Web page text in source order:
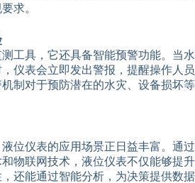
求。
工具，它还具备智能预警功能。当水
仪表会立即发出警报，提醒操作人员
制对于预防潜在的水灾、设备损坏等
位仪表的应用场景正日益丰富。通过
物联网技术，液位仪表不仅能够提升
还能通过智能分析，为决策提供数据